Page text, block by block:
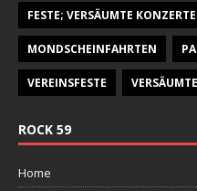
FESTE; VERSÄUMTE KONZERTE
MONDSCHEINFAHRTEN
VEREINSFESTE
ROCK 59
Home